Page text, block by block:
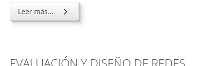
Leer más...